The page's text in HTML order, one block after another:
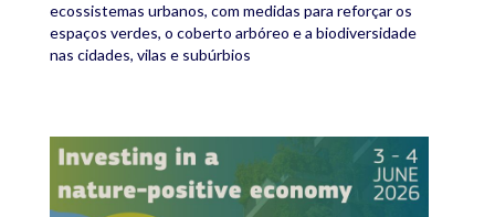
ecossistemas urbanos, com medidas para reforçar os
espaços verdes, o coberto arbóreo e a biodiversidade
nas cidades, vilas e subúrbios